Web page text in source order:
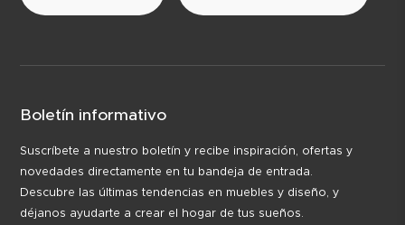
Boletín informativo
Suscríbete a nuestro boletín y recibe inspiración, ofertas y
novedades directamente en tu bandeja de entrada.
Descubre las últimas tendencias en muebles y diseño, y
déjanos ayudarte a crear el hogar de tus sueños.